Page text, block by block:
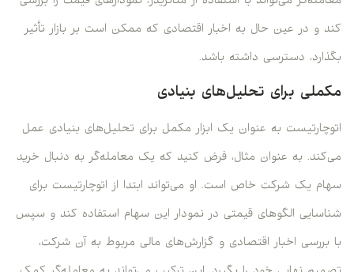
کند و در عین حال به اخبار اقتصادی که ممکن است بر بازار تأثیر
بگذارد، دسترسی داشته باشد.
مکملی برای تحلیل‌های بنیادی
اتوچارتیست به عنوان یک ابزار مکمل برای تحلیل‌های بنیادی عمل
می‌کند. به عنوان مثال، فرض کنید که یک معامله‌گر به دنبال خرید
سهام یک شرکت خاص است. او می‌تواند ابتدا از اتوچارتیست برای
شناسایی الگوهای قیمتی در نمودار این سهام استفاده کند و سپس
با بررسی اخبار اقتصادی و گزارش‌های مالی مربوط به آن شرکت،